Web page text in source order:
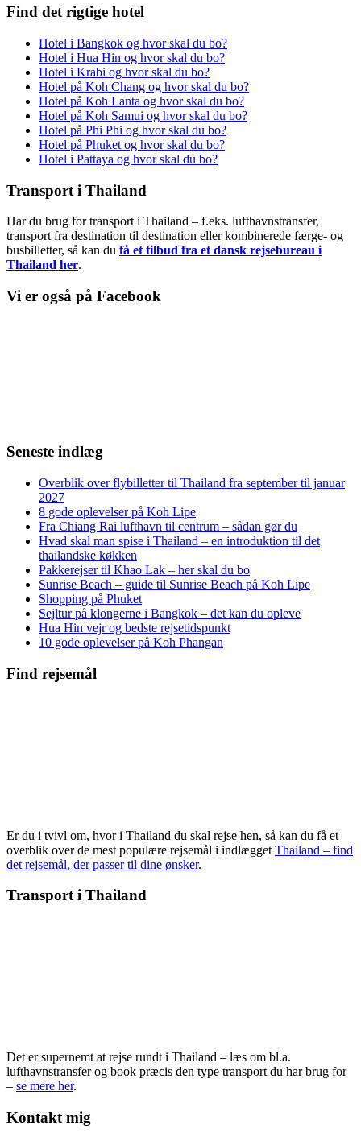
Find det rigtige hotel
Hotel i Bangkok og hvor skal du bo?
Hotel i Hua Hin og hvor skal du bo?
Hotel i Krabi og hvor skal du bo?
Hotel på Koh Chang og hvor skal du bo?
Hotel på Koh Lanta og hvor skal du bo?
Hotel på Koh Samui og hvor skal du bo?
Hotel på Phi Phi og hvor skal du bo?
Hotel på Phuket og hvor skal du bo?
Hotel i Pattaya og hvor skal du bo?
Transport i Thailand
Har du brug for transport i Thailand – f.eks. lufthavnstransfer,
transport fra destination til destination eller kombinerede færge- og
busbilletter, så kan du få et tilbud fra et dansk rejsebureau i
Thailand her.
Vi er også på Facebook
Seneste indlæg
Overblik over flybilletter til Thailand fra september til januar
2027
8 gode oplevelser på Koh Lipe
Fra Chiang Rai lufthavn til centrum – sådan gør du
Hvad skal man spise i Thailand – en introduktion til det
thailandske køkken
Pakkerejser til Khao Lak – her skal du bo
Sunrise Beach – guide til Sunrise Beach på Koh Lipe
Shopping på Phuket
Sejltur på klongerne i Bangkok – det kan du opleve
Hua Hin vejr og bedste rejsetidspunkt
10 gode oplevelser på Koh Phangan
Find rejsemål
Er du i tvivl om, hvor i Thailand du skal rejse hen, så kan du få et
overblik over de mest populære rejsemål i indlægget Thailand – find
det rejsemål, der passer til dine ønsker.
Transport i Thailand
Det er supernemt at rejse rundt i Thailand – læs om bl.a.
lufthavnstransfer og book præcis den type transport du har brug for
– se mere her.
Kontakt mig